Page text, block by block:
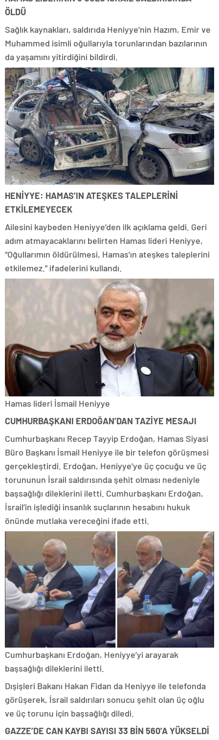
ÖLDÜ
Sağlık kaynakları, saldırıda Heniyye’nin Hazım, Emir ve
Muhammed isimli oğullarıyla torunlarından bazılarının
da yaşamını yitirdiğini bildirdi.
HENİYYE: HAMAS’IN ATEŞKES TALEPLERİNİ
ETKİLEMEYECEK
Ailesini kaybeden Heniyye’den ilk açıklama geldi. Geri
adım atmayacaklarını belirten Hamas lideri Heniyye,
“Oğullarımın öldürülmesi, Hamas’ın ateşkes taleplerini
etkilemez.” ifadelerini kullandı.
Hamas lideri İsmail Heniyye
CUMHURBAŞKANI ERDOĞAN’DAN TAZİYE MESAJI
Cumhurbaşkanı Recep Tayyip Erdoğan, Hamas Siyasi
Büro Başkanı İsmail Heniyye ile bir telefon görüşmesi
gerçekleştirdi. Erdoğan, Heniyye’ye üç çocuğu ve üç
torununun İsrail saldırısında şehit olması nedeniyle
başsağlığı dileklerini iletti. Cumhurbaşkanı Erdoğan,
İsrail’in işlediği insanlık suçlarının hesabını hukuk
önünde mutlaka vereceğini ifade etti.
Cumhurbaşkanı Erdoğan, Heniyye’yi arayarak
başsağlığı dileklerini iletti.
Dışişleri Bakanı Hakan Fidan da Heniyye ile telefonda
görüşerek, İsrail saldırıları sonucu şehit olan üç oğlu
ve üç torunu için başsağlığı diledi.
GAZZE’DE CAN KAYBI SAYISI 33 BİN 560’A YÜKSELDİ